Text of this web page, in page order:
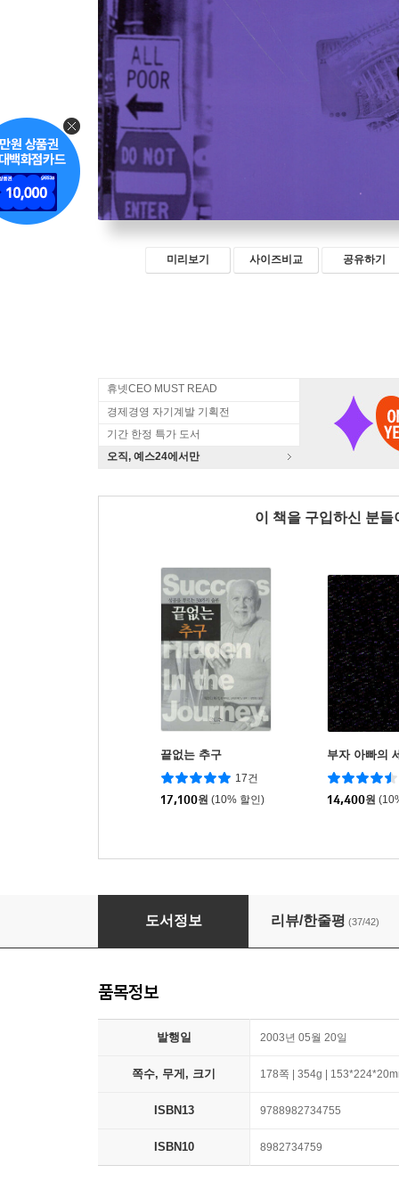
미리보기 사이즈비교 공유하기
휴넷CEO MUST READ
경제경영 자기계발 기획전
기간 한정 특가 도서
오직, 예스24에서만
이 책을 구입하신 분
끝없는 추구
17건
17,100원 (10% 할인)
부자 아빠의
14,400원
부자 아빠의 비즈니스 스쿨
도서정보 리뷰/한줄평 (37/42)
품목정보
발행일 2003년 05월 20일
쪽수, 무게, 크기 178쪽 | 354g |
ISBN13 9788982734755
ISBN10 8982734759